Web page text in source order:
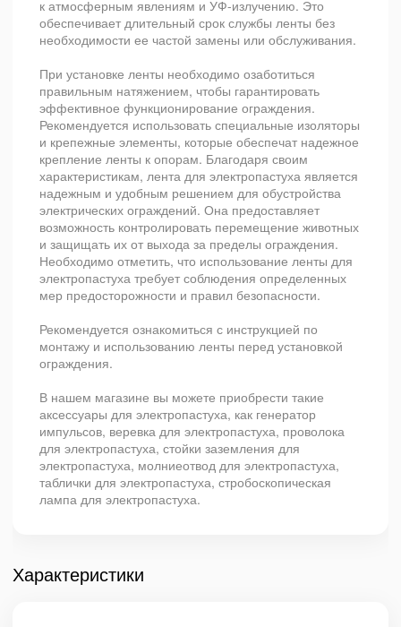
к атмосферным явлениям и УФ-излучению. Это
обеспечивает длительный срок службы ленты без
необходимости ее частой замены или обслуживания.
При установке ленты необходимо озаботиться
правильным натяжением, чтобы гарантировать
эффективное функционирование ограждения.
Рекомендуется использовать специальные изоляторы
и крепежные элементы, которые обеспечат надежное
крепление ленты к опорам. Благодаря своим
характеристикам, лента для электропастуха является
надежным и удобным решением для обустройства
электрических ограждений. Она предоставляет
возможность контролировать перемещение животных
и защищать их от выхода за пределы ограждения.
Необходимо отметить, что использование ленты для
электропастуха требует соблюдения определенных
мер предосторожности и правил безопасности.
Рекомендуется ознакомиться с инструкцией по
монтажу и использованию ленты перед установкой
ограждения.
В нашем магазине вы можете приобрести такие
аксессуары для электропастуха, как генератор
импульсов, веревка для электропастуха, проволока
для электропастуха, стойки заземления для
электропастуха, молниеотвод для электропастуха,
таблички для электропастуха, стробоскопическая
лампа для электропастуха.
Характеристики